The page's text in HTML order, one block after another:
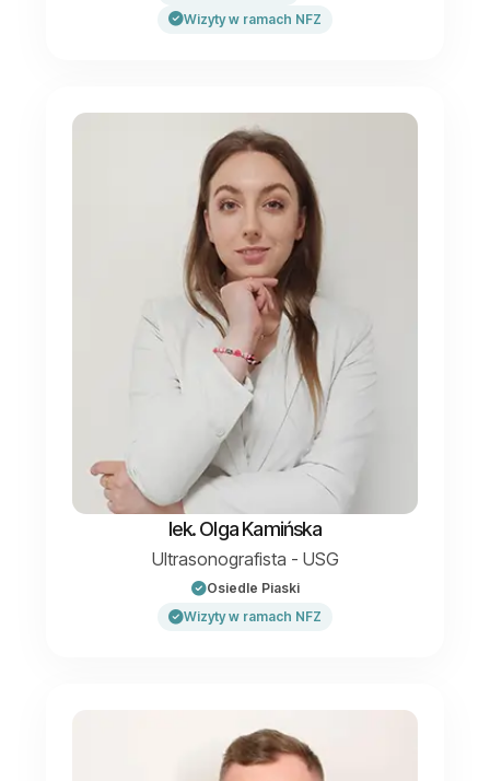
Wizyty w ramach NFZ
lek. Olga Kamińska
Ultrasonografista - USG
Osiedle Piaski
Wizyty w ramach NFZ